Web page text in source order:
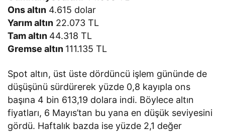
Ons altın 4.615 dolar
Yarım altın 22.073 TL
Tam altın 44.318 TL
Gremse altın 111.135 TL
Spot altın, üst üste dördüncü işlem gününde de
düşüşünü sürdürerek yüzde 0,8 kayıpla ons
başına 4 bin 613,19 dolara indi. Böylece altın
fiyatları, 6 Mayıs’tan bu yana en düşük seviyesini
gördü. Haftalık bazda ise yüzde 2,1 değer